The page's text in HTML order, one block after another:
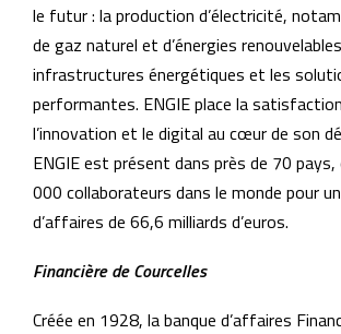
le futur : la production d’électricité,
de gaz naturel et d’énergies
infrastructures énergétiques et les
performantes. ENGIE place la
l’innovation et le digital au cœur de son
ENGIE est présent dans près de 70
000 collaborateurs dans le monde pour
d’affaires de 66,6 milliards d’euros.
Financière de Courcelles
Créée en 1928, la banque d’affaires